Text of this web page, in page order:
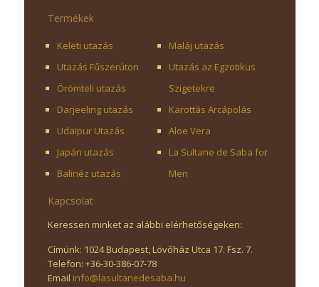
Termékek
Keleti utazás
Utazás Fűszerúton
Örömteli utazás
Darjeeling utazás
Udaïpur Utazás
Japán utazás
Balinéz utazás
Maláj utazás
Utazás az Egzotikus
Szigetekre
Karottás Arcápolás
Aloe Vera
La Sultane de Saba for
Men
Kapcsolat
Keressen minket az alábbi elérhetőségeken:
Címünk: 1024 Budapest, Lövőház Utca 17. Fsz. 7.
Telefon: +36-30-386-07-78
Email info@lasultanedesaba.hu